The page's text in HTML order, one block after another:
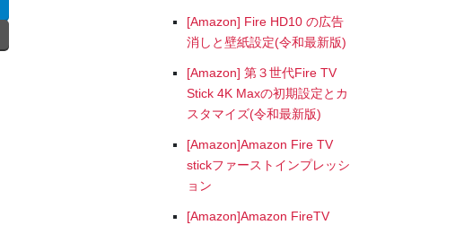
[Amazon] Fire HD10 の広告
消しと壁紙設定(令和最新版)
[Amazon] 第３世代Fire TV
Stick 4K Maxの初期設定とカ
スタマイズ(令和最新版)
[Amazon]Amazon Fire TV
stickファーストインプレッシ
ョン
[Amazon]Amazon FireTV